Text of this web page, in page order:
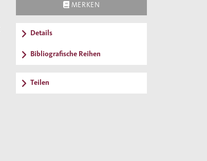
MERKEN
Details
Bibliografische Reihen
Teilen